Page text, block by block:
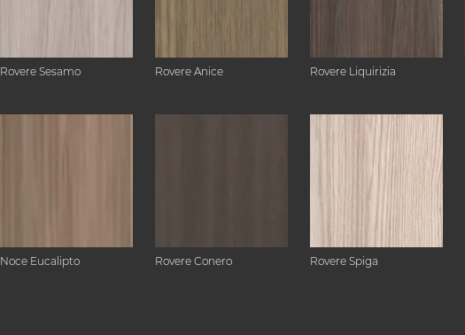
Rovere Sesamo Rovere Anice Rovere Liquirizia
Noce Eucalipto Rovere Conero Rovere Spiga